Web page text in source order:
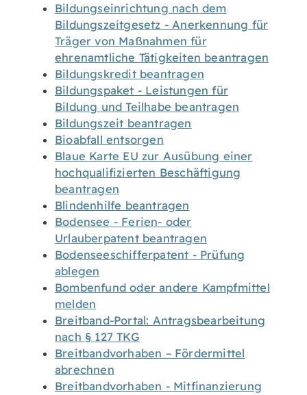
Bildungseinrichtung nach dem
Bildungszeitgesetz - Anerkennung für
Träger von Maßnahmen für
ehrenamtliche Tätigkeiten beantragen
Bildungskredit beantragen
Bildungspaket - Leistungen für
Bildung und Teilhabe beantragen
Bildungszeit beantragen
Bioabfall entsorgen
Blaue Karte EU zur Ausübung einer
hochqualifizierten Beschäftigung
beantragen
Blindenhilfe beantragen
Bodensee - Ferien- oder
Urlauberpatent beantragen
Bodenseeschifferpatent - Prüfung
ablegen
Bombenfund oder andere Kampfmittel
melden
Breitband-Portal: Antragsbearbeitung
nach § 127 TKG
Breitbandvorhaben – Fördermittel
abrechnen
Breitbandvorhaben - Mitfinanzierung